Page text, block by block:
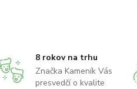
8 rokov na trhu
Značka Kameník Vás
presvedčí o kvalite